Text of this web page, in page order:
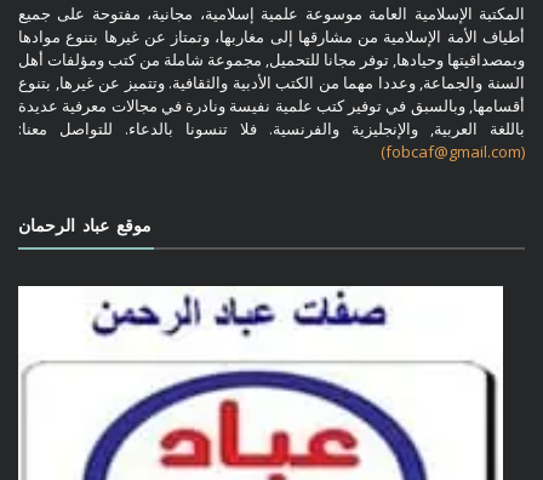
المكتبة الإسلامية العامة موسوعة علمية إسلامية، مجانية، مفتوحة على جميع
أطياف الأمة الإسلامية من مشارقها إلى مغاربها، وتمتاز عن غيرها بتنوع موادها
وبمصداقيتها وحيادها, توفر مجانا للتحميل, مجموعة شاملة من كتب ومؤلفات أهل
السنة والجماعة, وعددا مهما من الكتب الأدبية والثقافية. وتتميز عن غيرها, بتنوع
أقسامها, وبالسبق في توفير كتب علمية نفيسة ونادرة في مجالات معرفية عديدة
باللغة العربية, والإنجليزية والفرنسية. فلا تنسونا بالدعاء. للتواصل معنا:
(fobcaf@gmail.com)
موقع عباد الرحمان